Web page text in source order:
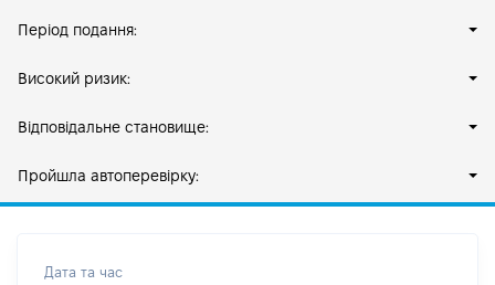
Період подання:
Високий ризик:
Відповідальне становище:
Пройшла автоперевірку:
Дата та час